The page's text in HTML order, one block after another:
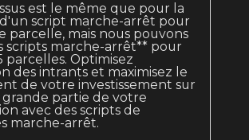
est le même que pour la
script marche-arrêt pour
parcelle, mais nous pouvons
scripts marche-arrêt** pour
parcelles. Optimisez
des intrants et maximisez le
de votre investissement sur
partie de votre
avec des scripts de
marche-arrêt.